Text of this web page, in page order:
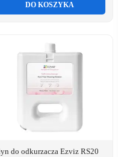
DO KOSZYKA
do odkurzacza Ezviz RS20